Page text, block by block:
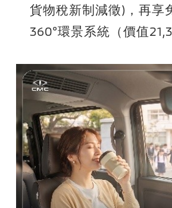
貨物稅新制減徵)，再享
360°環景系統（價值
◎依幸福駕到公告活動期
活動並完成試乘送限量
后宮聯名過爐御守，送